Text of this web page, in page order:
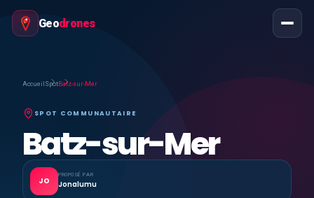
Geodrones
Accueil SpotBatz-sur-Mer
SPOT COMMUNAUTAIRE
Batz-sur-Mer
JO
PROPOSÉ PAR
Jonalumu